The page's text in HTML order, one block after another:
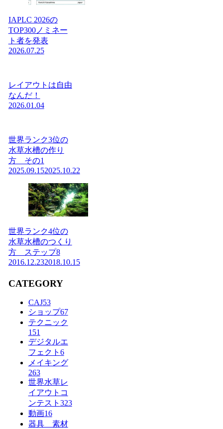
IAPLC 2026の
TOP300ノミネー
ト者を発表
2026.07.25
レイアウトは自由
なんだ！
2026.01.04
世界ランク3位の
水草水槽の作り
方 その1
2025.09.152025.10.22
世界ランク4位の
水草水槽のつくり
方 ステップ8
2016.12.232018.10.15
CATEGORY
CAJ53
ショップ67
テクニック
151
デジタルエ
フェクト 6
メイキング
263
世界水草レ
イアウトコ
ンテスト 323
動画16
器具 素材